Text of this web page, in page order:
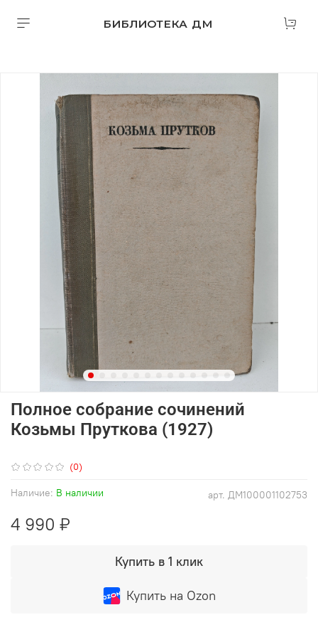
БИБЛИОТЕКА ДМ
(0)
арт. ДМ100001102753
Наличие: В наличии
Полное собрание сочинений
Козьмы Пруткова (1927)
4 990 ₽
Купить в 1 клик
Купить на Ozon